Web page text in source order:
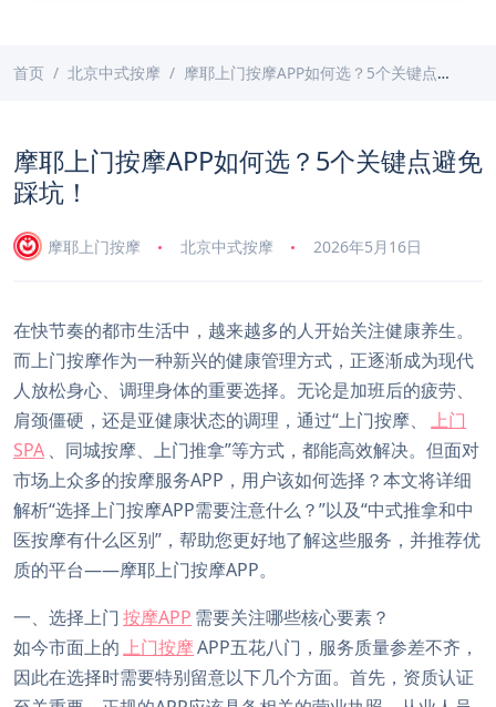
首页 北京中式按摩 摩耶上门按摩APP如何选？5个关键点避免踩坑！
摩耶上门按摩APP如何选？5个关键点避免
踩坑！
摩耶上门按摩 北京中式按摩 2026年5月16日
在快节奏的都市生活中，越来越多的人开始关注健康养生。
而上门按摩作为一种新兴的健康管理方式，正逐渐成为现代
人放松身心、调理身体的重要选择。无论是加班后的疲劳、
肩颈僵硬，还是亚健康状态的调理，通过“上门按摩、
上门
SPA 、同城按摩、上门推拿”等方式，都能高效解决。但面对
市场上众多的按摩服务APP，用户该如何选择？本文将详细
解析“选择上门按摩APP需要注意什么？”以及“中式推拿和中
医按摩有什么区别”，帮助您更好地了解这些服务，并推荐优
质的平台——摩耶上门按摩APP。
一、选择上门 按摩APP 需要关注哪些核心要素？
如今市面上的上门按摩APP五花八门，服务质量参差不齐，
因此在选择时需要特别留意以下几个方面。首先，资质认证